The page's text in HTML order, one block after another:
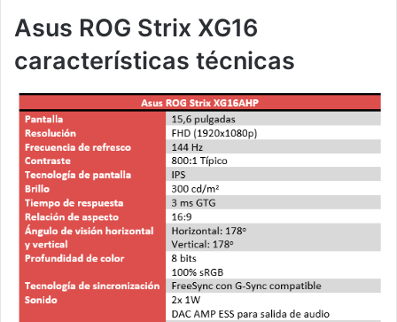
Asus ROG Strix XG16
características técnicas